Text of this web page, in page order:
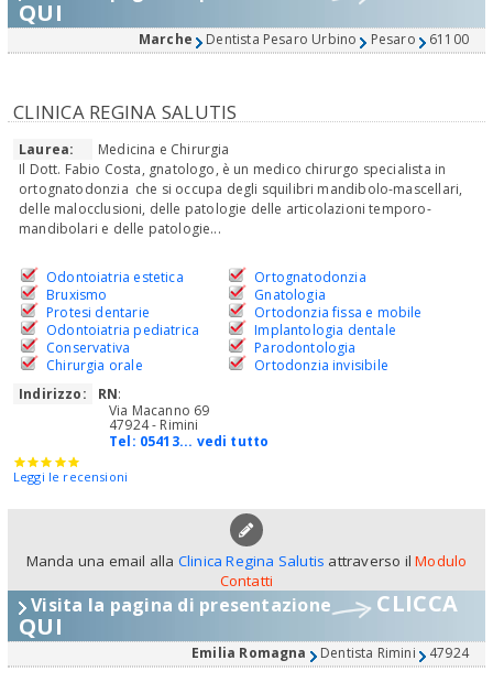
QUI
Marche Dentista Pesaro Urbino Pesaro 61100
CLINICA REGINA SALUTIS
Laurea:
Medicina e Chirurgia
Il Dott. Fabio Costa, gnatologo, è un medico chirurgo specialista in
ortognatodonzia che si occupa degli squilibri mandibolo-mascellari,
delle malocclusioni, delle patologie delle articolazioni temporo-
mandibolari e delle patologie...
Odontoiatria estetica
Bruxismo
Protesi dentarie
Odontoiatria pediatrica
Conservativa
Chirurgia orale
Ortognatodonzia
Gnatologia
Ortodonzia fissa e mobile
Implantologia dentale
Parodontologia
Ortodonzia invisibile
Indirizzo:
RN:
Via Macanno 69
47924 - Rimini
Tel: 05413... vedi tutto
Leggi le recensioni
Manda una email alla Clinica Regina Salutis attraverso ilModulo
Contatti
Visita la pagina di presentazione CLICCA
QUI
Emilia Romagna Dentista Rimini 47924